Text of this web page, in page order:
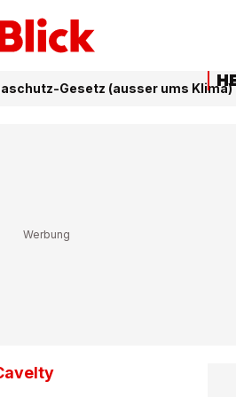
Gesetz (ausser ums Klima)